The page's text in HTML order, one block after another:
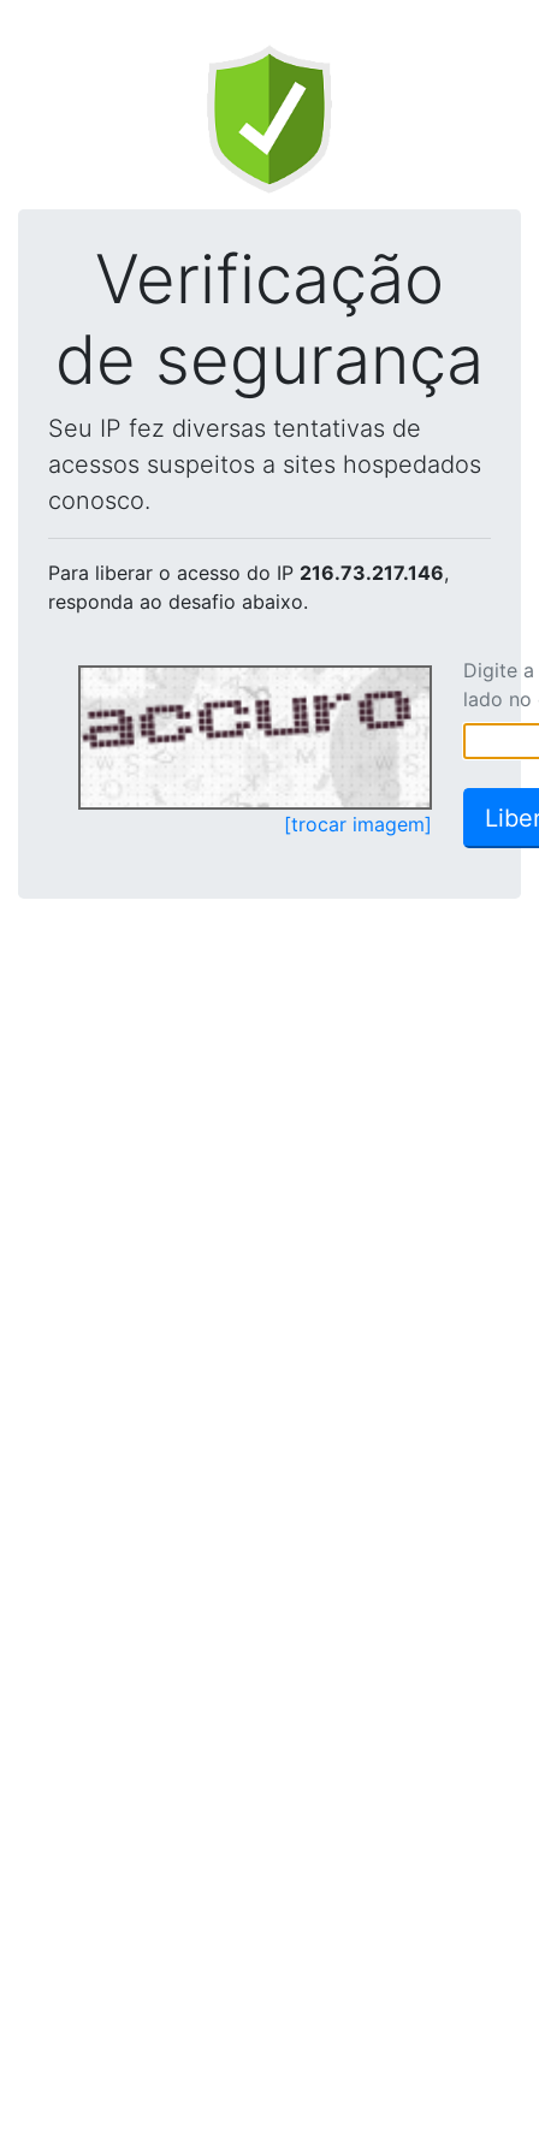
Verificação
de segurança
Seu IP fez diversas tentativas de
acessos suspeitos a sites hospedados
conosco.
Para liberar o acesso do IP 216.73.217.146,
responda ao desafio abaixo.
[trocar imagem]
Digite
lado no